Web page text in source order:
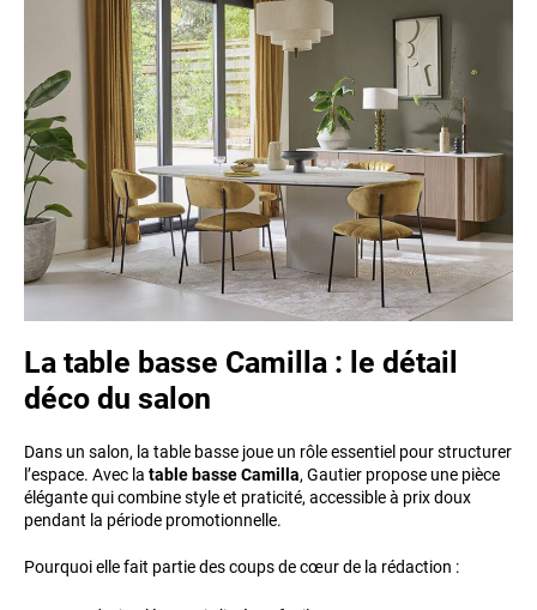
La table basse Camilla : le détail
déco du salon
Dans un salon, la table basse joue un rôle essentiel pour structurer
l’espace. Avec la table basse Camilla, Gautier propose une pièce
élégante qui combine style et praticité, accessible à prix doux
pendant la période promotionnelle.
Pourquoi elle fait partie des coups de cœur de la rédaction :